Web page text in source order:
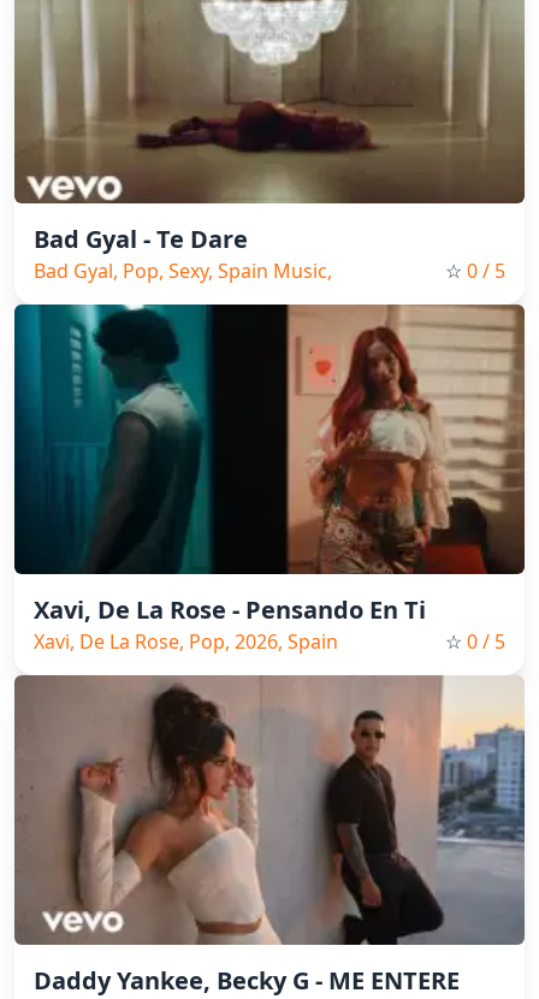
Bad Gyal - Te Dare
Bad Gyal, Pop, Sexy, Spain Music,
2026
☆ 0/ 5
Xavi, De La Rose - Pensando En Ti
Xavi, De La Rose, Pop, 2026, Spain
Music
☆ 0/ 5
Daddy Yankee, Becky G - ME ENTERE